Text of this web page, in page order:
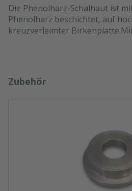
Die Phenolharz-Schalhaut ist
Phenolharz beschichtet, auf
kreuzverleimter
Produktgalerie überspringen
Zubehör